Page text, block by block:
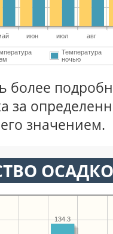
июн июл авг
Температура
ночью
более
за
значением.
134.3